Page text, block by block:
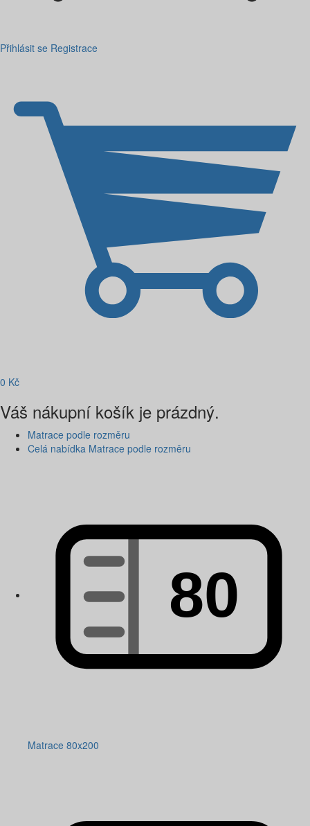
Přihlásit se Registrace
0 Kč
Váš nákupní košík je prázdný.
Matrace podle rozměru
Celá nabídka Matrace podle rozměru
Matrace 80x200